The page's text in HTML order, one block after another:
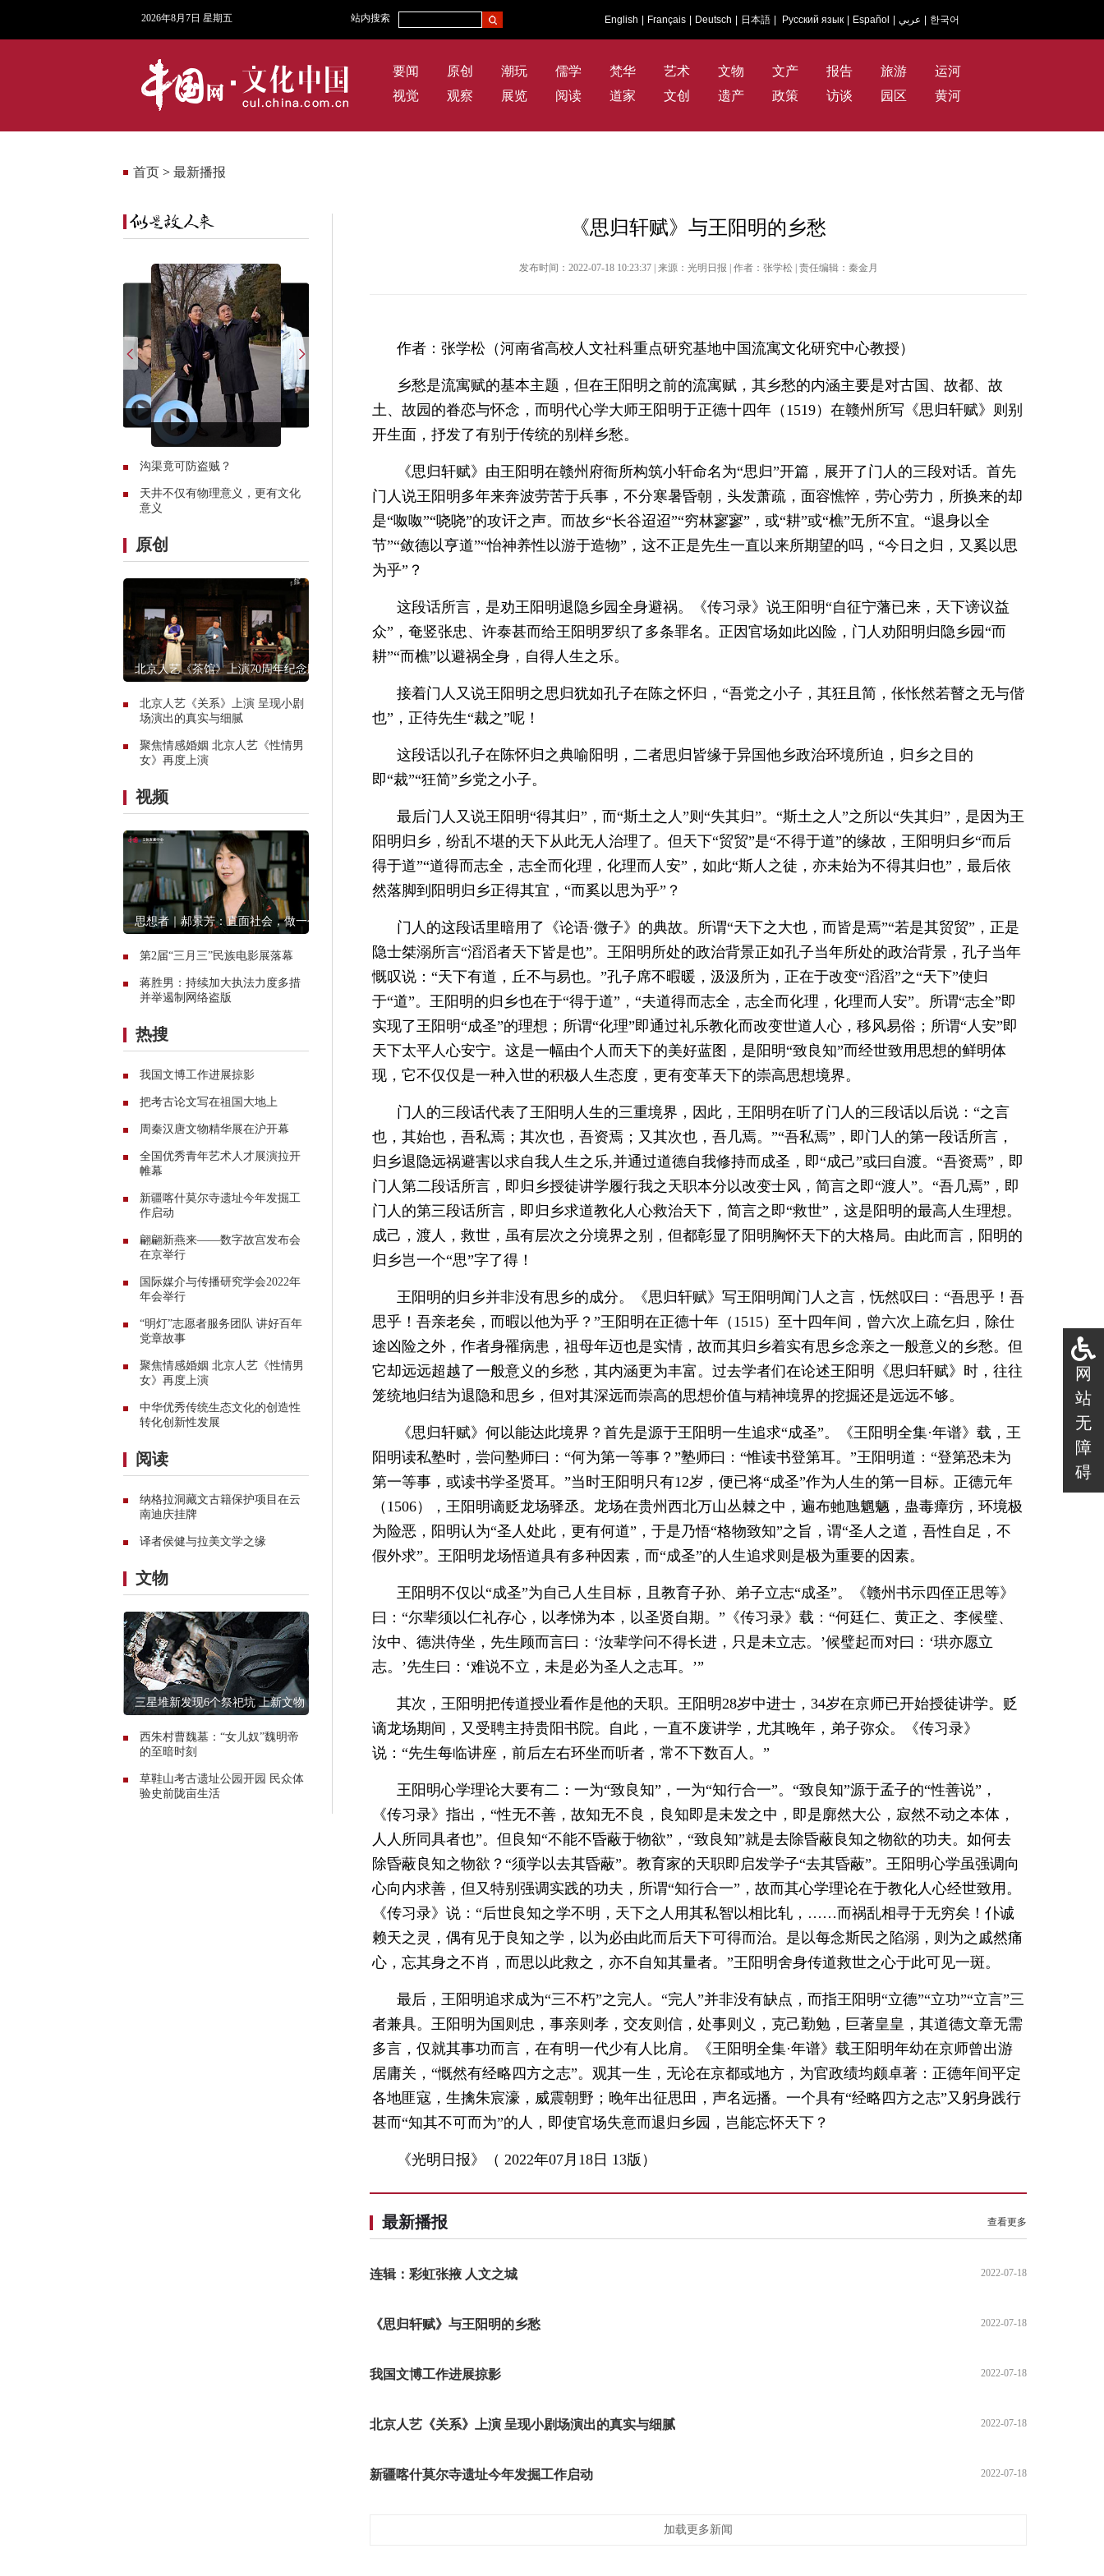
网
站
无
障
碍
2026年8月7日 星期五 站内搜索 English Français Deutsch 日本語 Русский язык Español عربي 한국어
要闻 原创 潮玩 儒学 梵华 艺术 文物 文产 报告 旅游
运河
视觉
观察 展览 阅读 道家 文创 遗产 政策 访谈 园区 黄河
首页 > 最新播报
沟渠竟可防盗贼？
天井不仅有物理意义，更有文化
意义
原创
北京人艺《茶馆》上演70周年纪念版
北京人艺《关系》上演 呈现小剧
场演出的真实与细腻
聚焦情感婚姻 北京人艺《性情男
女》再度上演
视频
思想者｜郝景芳：直面社会，做一个
第2届“三月三”民族电影展落幕
蒋胜男：持续加大执法力度多措
并举遏制网络盗版
热搜
我国文博工作进展掠影
把考古论文写在祖国大地上
周秦汉唐文物精华展在沪开幕
全国优秀青年艺术人才展演拉开
帷幕
新疆喀什莫尔寺遗址今年发掘工
作启动
翩翩新燕来——数字故宫发布会
在京举行
国际媒介与传播研究学会2022年
年会举行
“明灯”志愿者服务团队 讲好百年
党章故事
聚焦情感婚姻 北京人艺《性情男
女》再度上演
中华优秀传统生态文化的创造性
转化创新性发展
阅读
纳格拉洞藏文古籍保护项目在云
南迪庆挂牌
译者侯健与拉美文学之缘
文物
三星堆新发现6个祭祀坑 上新文物
西朱村曹魏墓：“女儿奴”魏明帝
的至暗时刻
草鞋山考古遗址公园开园 民众体
验史前陇亩生活
《思归轩赋》与王阳明的乡愁
发布时间：2022-07-18 10:23:37 | 来源：光明日报 | 作者：张学松 | 责任编辑：秦金月
作者：张学松（河南省高校人文社科重点研究基地中国流寓文化研究中心教授）
乡愁是流寓赋的基本主题，但在王阳明之前的流寓赋，其乡愁的内涵主要是对古国、故都、故
土、故园的眷恋与怀念，而明代心学大师王阳明于正德十四年（1519）在赣州所写《思归轩赋》则别
开生面，抒发了有别于传统的别样乡愁。
《思归轩赋》由王阳明在赣州府衙所构筑小轩命名为“思归”开篇，展开了门人的三段对话。首先
门人说王阳明多年来奔波劳苦于兵事，不分寒暑昏朝，头发萧疏，面容憔悴，劳心劳力，所换来的却
是“呶呶”“哓哓”的攻讦之声。而故乡“长谷迢迢”“穷林寥寥”，或“耕”或“樵”无所不宜。“退身以全
节”“敛德以亨道”“怡神养性以游于造物”，这不正是先生一直以来所期望的吗，“今日之归，又奚以思
为乎”？
这段话所言，是劝王阳明退隐乡园全身避祸。《传习录》说王阳明“自征宁藩已来，天下谤议益
众”，奄竖张忠、许泰甚而给王阳明罗织了多条罪名。正因官场如此凶险，门人劝阳明归隐乡园“而
耕”“而樵”以避祸全身，自得人生之乐。
接着门人又说王阳明之思归犹如孔子在陈之怀归，“吾党之小子，其狂且简，伥怅然若瞽之无与偕
也”，正待先生“裁之”呢！
这段话以孔子在陈怀归之典喻阳明，二者思归皆缘于异国他乡政治环境所迫，归乡之目的
即“裁”“狂简”乡党之小子。
最后门人又说王阳明“得其归”，而“斯土之人”则“失其归”。“斯土之人”之所以“失其归”，是因为王
阳明归乡，纷乱不堪的天下从此无人治理了。但天下“贸贸”是“不得于道”的缘故，王阳明归乡“而后
得于道”“道得而志全，志全而化理，化理而人安”，如此“斯人之徒，亦未始为不得其归也”，最后依
然落脚到阳明归乡正得其宜，“而奚以思为乎”？
门人的这段话里暗用了《论语·微子》的典故。所谓“天下之大也，而皆是焉”“若是其贸贸”，正是
隐士桀溺所言“滔滔者天下皆是也”。王阳明所处的政治背景正如孔子当年所处的政治背景，孔子当年
慨叹说：“天下有道，丘不与易也。”孔子席不暇暖，汲汲所为，正在于改变“滔滔”之“天下”使归
于“道”。王阳明的归乡也在于“得于道”，“夫道得而志全，志全而化理，化理而人安”。所谓“志全”即
实现了王阳明“成圣”的理想；所谓“化理”即通过礼乐教化而改变世道人心，移风易俗；所谓“人安”即
天下太平人心安宁。这是一幅由个人而天下的美好蓝图，是阳明“致良知”而经世致用思想的鲜明体
现，它不仅仅是一种入世的积极人生态度，更有变革天下的崇高思想境界。
门人的三段话代表了王阳明人生的三重境界，因此，王阳明在听了门人的三段话以后说：“之言
也，其始也，吾私焉；其次也，吾资焉；又其次也，吾几焉。”“吾私焉”，即门人的第一段话所言，
归乡退隐远祸避害以求自我人生之乐,并通过道德自我修持而成圣，即“成己”或曰自渡。“吾资焉”，即
门人第二段话所言，即归乡授徒讲学履行我之天职本分以改变士风，简言之即“渡人”。“吾几焉”，即
门人的第三段话所言，即归乡求道教化人心救治天下，简言之即“救世”，这是阳明的最高人生理想。
成己，渡人，救世，虽有层次之分境界之别，但都彰显了阳明胸怀天下的大格局。由此而言，阳明的
归乡岂一个“思”字了得！
王阳明的归乡并非没有思乡的成分。《思归轩赋》写王阳明闻门人之言，怃然叹曰：“吾思乎！吾
思乎！吾亲老矣，而暇以他为乎？”王阳明在正德十年（1515）至十四年间，曾六次上疏乞归，除仕
途凶险之外，作者身罹病患，祖母年迈也是实情，故而其归乡着实有思乡念亲之一般意义的乡愁。但
它却远远超越了一般意义的乡愁，其内涵更为丰富。过去学者们在论述王阳明《思归轩赋》时，往往
笼统地归结为退隐和思乡，但对其深远而崇高的思想价值与精神境界的挖掘还是远远不够。
《思归轩赋》何以能达此境界？首先是源于王阳明一生追求“成圣”。《王阳明全集·年谱》载，王
阳明读私塾时，尝问塾师曰：“何为第一等事？”塾师曰：“惟读书登第耳。”王阳明道：“登第恐未为
第一等事，或读书学圣贤耳。”当时王阳明只有12岁，便已将“成圣”作为人生的第一目标。正德元年
（1506），王阳明谪贬龙场驿丞。龙场在贵州西北万山丛棘之中，遍布虵虺魍魉，蛊毒瘴疠，环境极
为险恶，阳明认为“圣人处此，更有何道”，于是乃悟“格物致知”之旨，谓“圣人之道，吾性自足，不
假外求”。王阳明龙场悟道具有多种因素，而“成圣”的人生追求则是极为重要的因素。
王阳明不仅以“成圣”为自己人生目标，且教育子孙、弟子立志“成圣”。《赣州书示四侄正思等》
曰：“尔辈须以仁礼存心，以孝悌为本，以圣贤自期。”《传习录》载：“何廷仁、黄正之、李候璧、
汝中、德洪侍坐，先生顾而言曰：‘汝辈学问不得长进，只是未立志。’候璧起而对曰：‘珙亦愿立
志。’先生曰：‘难说不立，未是必为圣人之志耳。’”
其次，王阳明把传道授业看作是他的天职。王阳明28岁中进士，34岁在京师已开始授徒讲学。贬
谪龙场期间，又受聘主持贵阳书院。自此，一直不废讲学，尤其晚年，弟子弥众。《传习录》
说：“先生每临讲座，前后左右环坐而听者，常不下数百人。”
王阳明心学理论大要有二：一为“致良知”，一为“知行合一”。“致良知”源于孟子的“性善说”，
《传习录》指出，“性无不善，故知无不良，良知即是未发之中，即是廓然大公，寂然不动之本体，
人人所同具者也”。但良知“不能不昏蔽于物欲”，“致良知”就是去除昏蔽良知之物欲的功夫。如何去
除昏蔽良知之物欲？“须学以去其昏蔽”。教育家的天职即启发学子“去其昏蔽”。王阳明心学虽强调向
心向内求善，但又特别强调实践的功夫，所谓“知行合一”，故而其心学理论在于教化人心经世致用。
《传习录》说：“后世良知之学不明，天下之人用其私智以相比轧，……而祸乱相寻于无穷矣！仆诚
赖天之灵，偶有见于良知之学，以为必由此而后天下可得而治。是以每念斯民之陷溺，则为之戚然痛
心，忘其身之不肖，而思以此救之，亦不自知其量者。”王阳明舍身传道救世之心于此可见一斑。
最后，王阳明追求成为“三不朽”之完人。“完人”并非没有缺点，而指王阳明“立德”“立功”“立言”三
者兼具。王阳明为国则忠，事亲则孝，交友则信，处事则义，克己勤勉，巨著皇皇，其道德文章无需
多言，仅就其事功而言，在有明一代少有人比肩。《王阳明全集·年谱》载王阳明年幼在京师曾出游
居庸关，“慨然有经略四方之志”。观其一生，无论在京都或地方，为官政绩均颇卓著：正德年间平定
各地匪寇，生擒朱宸濠，威震朝野；晚年出征思田，声名远播。一个具有“经略四方之志”又躬身践行
甚而“知其不可而为”的人，即使官场失意而退归乡园，岂能忘怀天下？
《光明日报》（ 2022年07月18日 13版）
最新播报 查看更多
连辑：彩虹张掖 人文之城 2022-07-18
《思归轩赋》与王阳明的乡愁 2022-07-18
我国文博工作进展掠影 2022-07-18
北京人艺《关系》上演 呈现小剧场演出的真实与细腻 2022-07-18
新疆喀什莫尔寺遗址今年发掘工作启动 2022-07-18
加载更多新闻